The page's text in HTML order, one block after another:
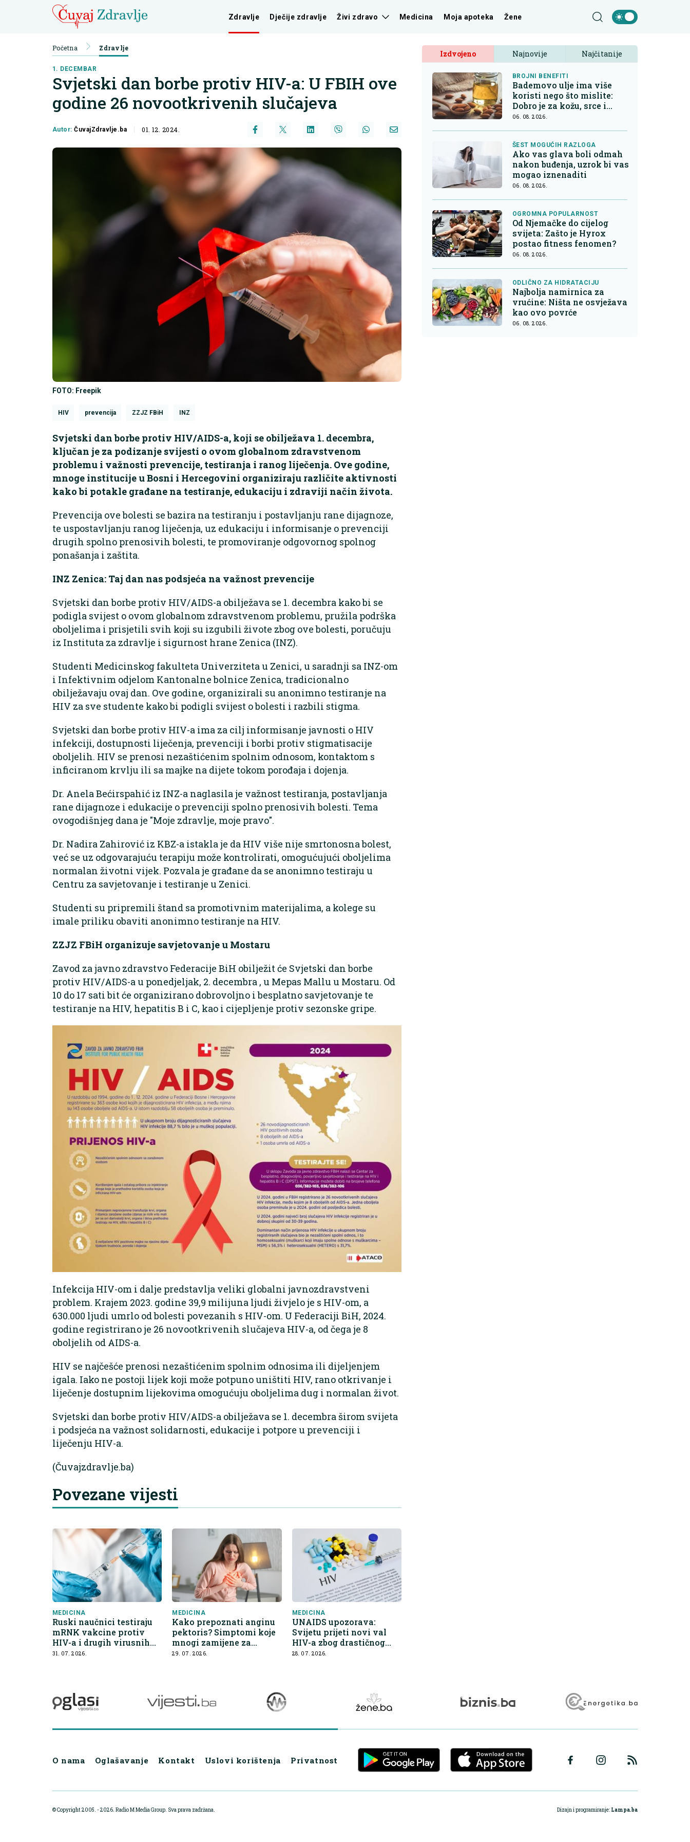
Zdravlje Dječije zdravlje Živi zdravo Medicina Moja apoteka Žene
Početna Zdravlje
1. DECEMBAR
Svjetski dan borbe protiv HIV-a: U FBIH ove
godine 26 novootkrivenih slučajeva
Autor:ČuvajZdravlje.ba 01. 12. 2024.
FOTO: Freepik
HIV prevencija ZZJZ FBiH INZ
Svjetski dan borbe protiv HIV/AIDS-a, koji se obilježava 1. decembra,
ključan je za podizanje svijesti o ovom globalnom zdravstvenom
problemu i važnosti prevencije, testiranja i ranog liječenja. Ove godine,
mnoge institucije u Bosni i Hercegovini organiziraju različite aktivnosti
kako bi potakle građane na testiranje, edukaciju i zdraviji način života.
Prevencija ove bolesti se bazira na testiranju i postavljanju rane dijagnoze,
te uspostavljanju ranog liječenja, uz edukaciju i informisanje o prevenciji
drugih spolno prenosivih bolesti, te promoviranje odgovornog spolnog
ponašanja i zaštita.
INZ Zenica: Taj dan nas podsjeća na važnost prevencije
Svjetski dan borbe protiv HIV/AIDS-a obilježava se 1. decembra kako bi se
podigla svijest o ovom globalnom zdravstvenom problemu, pružila podrška
oboljelima i prisjetili svih koji su izgubili živote zbog ove bolesti, poručuju
iz Instituta za zdravlje i sigurnost hrane Zenica (INZ).
Studenti Medicinskog fakulteta Univerziteta u Zenici, u saradnji sa INZ-om
i Infektivnim odjelom Kantonalne bolnice Zenica, tradicionalno
obilježavaju ovaj dan. Ove godine, organizirali su anonimno testiranje na
HIV za sve studente kako bi podigli svijest o bolesti i razbili stigma.
Svjetski dan borbe protiv HIV-a ima za cilj informisanje javnosti o HIV
infekciji, dostupnosti liječenja, prevenciji i borbi protiv stigmatisacije
oboljelih. HIV se prenosi nezaštićenim spolnim odnosom, kontaktom s
inficiranom krvlju ili sa majke na dijete tokom porođaja i dojenja.
Dr. Anela Bećirspahić iz INZ-a naglasila je važnost testiranja, postavljanja
rane dijagnoze i edukacije o prevenciji spolno prenosivih bolesti. Tema
ovogodišnjeg dana je "Moje zdravlje, moje pravo".
Dr. Nadira Zahirović iz KBZ-a istakla je da HIV više nije smrtonosna bolest,
već se uz odgovarajuću terapiju može kontrolirati, omogućujući oboljelima
normalan životni vijek. Pozvala je građane da se anonimno testiraju u
Centru za savjetovanje i testiranje u Zenici.
Studenti su pripremili štand sa promotivnim materijalima, a kolege su
imale priliku obaviti anonimno testiranje na HIV.
ZZJZ FBiH organizuje savjetovanje u Mostaru
Zavod za javno zdravstvo Federacije BiH obilježit će Svjetski dan borbe
protiv HIV/AIDS-a u ponedjeljak, 2. decembra , u Mepas Mallu u Mostaru. Od
10 do 17 sati bit će organizirano dobrovoljno i besplatno savjetovanje te
testiranje na HIV, hepatitis B i C, kao i cijepljenje protiv sezonske gripe.
Infekcija HIV-om i dalje predstavlja veliki globalni javnozdravstveni
problem. Krajem 2023. godine 39,9 milijuna ljudi živjelo je s HIV-om, a
630.000 ljudi umrlo od bolesti povezanih s HIV-om. U Federaciji BiH, 2024.
godine registrirano je 26 novootkrivenih slučajeva HIV-a, od čega je 8
oboljelih od AIDS-a.
HIV se najčešće prenosi nezaštićenim spolnim odnosima ili dijeljenjem
igala. Iako ne postoji lijek koji može potpuno uništiti HIV, rano otkrivanje i
liječenje dostupnim lijekovima omogućuju oboljelima dug i normalan život.
Svjetski dan borbe protiv HIV/AIDS-a obilježava se 1. decembra širom svijeta
i podsjeća na važnost solidarnosti, edukacije i potpore u prevenciji i
liječenju HIV-a.
(Čuvajzdravlje.ba)
Povezane vijesti
MEDICINA
Ruski naučnici testiraju
mRNK vakcine protiv
HIV-a i drugih virusnih
infekcija
31. 07. 2026.
MEDICINA
Kako prepoznati anginu
pektoris? Simptomi koje
mnogi zamijene za
bezazlene tegobe
29. 07. 2026.
MEDICINA
UNAIDS upozorava:
Svijetu prijeti novi val
HIV-a zbog drastičnog
pada finansiranja
28. 07. 2026.
Izdvojeno Najnovije Najčitanije
BROJNI BENEFITI
Bademovo ulje ima više
koristi nego što mislite:
Dobro je za kožu, srce i
kontrolu apetita
06. 08. 2026.
ŠEST MOGUĆIH RAZLOGA
Ako vas glava boli odmah
nakon buđenja, uzrok bi vas
mogao iznenaditi
06. 08. 2026.
OGROMNA POPULARNOST
Od Njemačke do cijelog
svijeta: Zašto je Hyrox
postao fitness fenomen?
06. 08. 2026.
ODLIČNO ZA HIDRATACIJU
Najbolja namirnica za
vrućine: Ništa ne osvježava
kao ovo povrće
06. 08. 2026.
O nama Oglašavanje Kontakt Uslovi korištenja Privatnost
© Copyright 2005. - 2026. Radio M Media Group. Sva prava zadržana. Dizajn i programiranje: Lampa.ba